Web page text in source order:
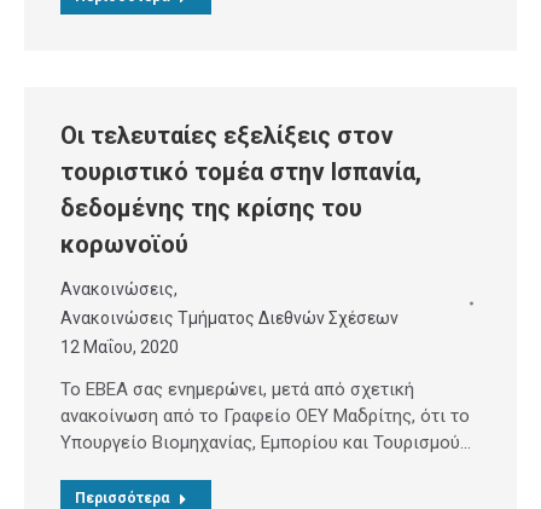
Οι τελευταίες εξελίξεις στον
τουριστικό τομέα στην Ισπανία,
δεδομένης της κρίσης του
κορωνοϊού
Ανακοινώσεις,
Ανακοινώσεις Τμήματος Διεθνών Σχέσεων
12 Μαΐου, 2020
Το ΕΒΕΑ σας ενημερώνει, μετά από σχετική
ανακοίνωση από το Γραφείο ΟΕΥ Μαδρίτης, ότι το
Υπουργείο Βιομηχανίας, Εμπορίου και Τουρισμού…
Περισσότερα